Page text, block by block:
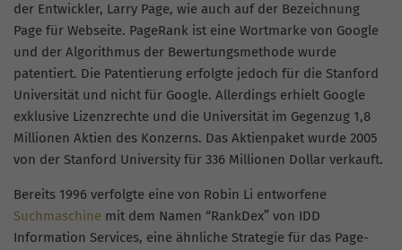
der Entwickler, Larry Page, wie auch auf der Bezeichnung
Page für Webseite. PageRank ist eine Wortmarke von Google
und der Algorithmus der Bewertungsmethode wurde
patentiert. Die Patentierung erfolgte jedoch für die Stanford
Universität und nicht für Google. Allerdings erhielt Google
exklusive Lizenzrechte und die Universität im Gegenzug 1,8
Millionen Aktien des Konzerns. Das Aktienpaket wurde 2005
von der Stanford University für 336 Millionen Dollar verkauft.
Bereits 1996 verfolgte eine von Robin Li entworfene
Suchmaschine mit dem Namen “RankDex” von IDD
Information Services, eine ähnliche Strategie für das Page-